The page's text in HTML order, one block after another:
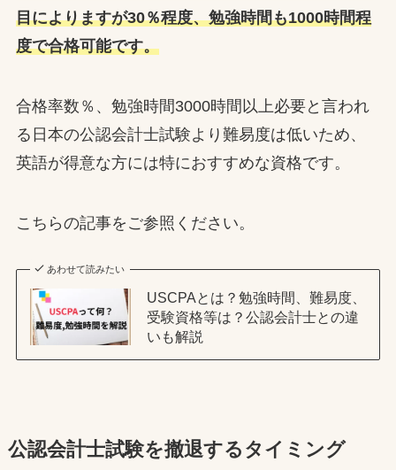
目によりますが30％程度、勉強時間も1000時間程
度で合格可能です。
合格率数％、勉強時間3000時間以上必要と言われ
る日本の公認会計士試験より難易度は低いため、
英語が得意な方には特におすすめな資格です。
こちらの記事をご参照ください。
あわせて読みたい
USCPAとは？勉強時間、難易度、
受験資格等は？公認会計士との違
いも解説
公認会計士試験を撤退するタイミング